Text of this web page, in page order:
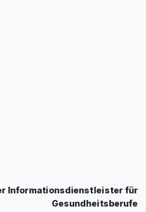
Informationsdienstleister für
Gesundheitsberufe